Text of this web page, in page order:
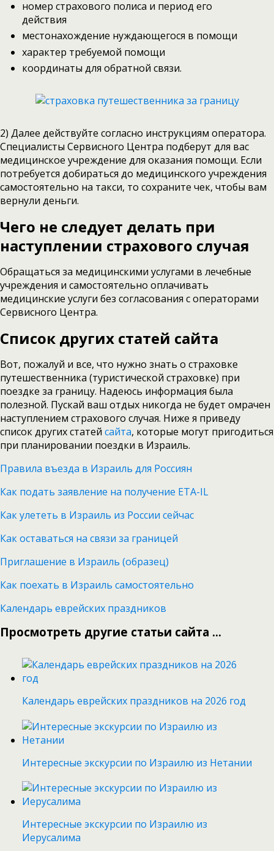
номер страхового полиса и период его
действия
местонахождение нуждающегося в помощи
характер требуемой помощи
координаты для обратной связи.
2) Далее действуйте согласно инструкциям оператора.
Специалисты Сервисного Центра подберут для вас
медицинское учреждение для оказания помощи. Если
потребуется добираться до медицинского учреждения
самостоятельно на такси, то сохраните чек, чтобы вам
вернули деньги.
Чего не следует делать при
наступлении страхового случая
Обращаться за медицинскими услугами в лечебные
учреждения и самостоятельно оплачивать
медицинские услуги без согласования с операторами
Сервисного Центра.
Список других статей сайта
Вот, пожалуй и все, что нужно знать о страховке
путешественника (туристической страховке) при
поездке за границу. Надеюсь информация была
полезной. Пускай ваш отдых никогда не будет омрачен
наступлением страхового случая. Ниже я приведу
список других статей сайта, которые могут пригодиться
при планировании поездки в Израиль.
Правила въезда в Израиль для Россиян
Как подать заявление на получение ETA-IL
Как улететь в Израиль из России сейчас
Как оставаться на связи за границей
Приглашение в Израиль (образец)
Как поехать в Израиль самостоятельно
Календарь еврейских праздников
Просмотреть другие статьи сайта ...
Календарь еврейских праздников на 2026 год
Интересные экскурсии по Израилю из Нетании
Интересные экскурсии по Израилю из
Иерусалима